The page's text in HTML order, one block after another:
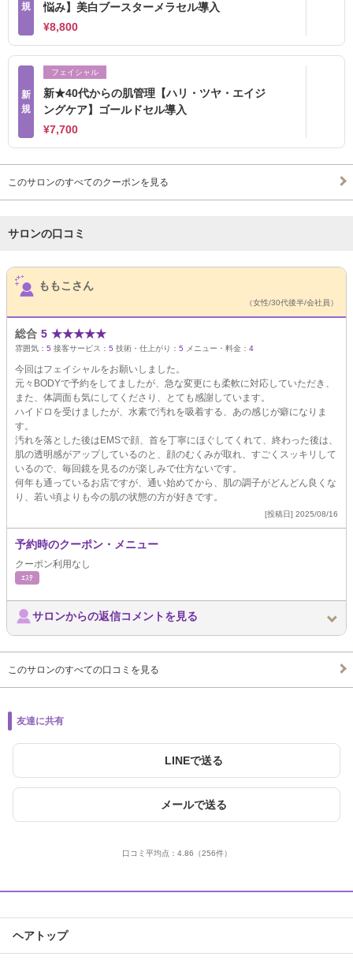
規
悩み】美白ブースターメラセル導入
¥8,800
新
規
フェイシャル
新★40代からの肌管理【ハリ・ツヤ・エイジ
ングケア】ゴールドセル導入
¥7,700
このサロンのすべてのクーポンを見る
サロンの口コミ
サロンPick Up
ももこさん
（女性/30代後半/会社員）
総合 5 ★★★★★
雰囲気： 5 接客サービス： 5 技術・仕上がり： 5 メニュー・料金： 4
今回はフェイシャルをお願いしました。
元々BODYで予約をしてましたが、急な変更にも柔軟に対応していただき、
また、体調面も気にしてくださり、とても感謝しています。
ハイドロを受けましたが、水素で汚れを吸着する、あの感じが癖になりま
す。
汚れを落とした後はEMSで顔、首を丁寧にほぐしてくれて、終わった後は、
肌の透明感がアップしているのと、顔のむくみが取れ、すごくスッキリして
いるので、毎回鏡を見るのが楽しみで仕方ないです。
何年も通っているお店ですが、通い始めてから、肌の調子がどんどん良くな
り、若い頃よりも今の肌の状態の方が好きです。
[投稿日] 2025/08/16
予約時のクーポン・メニュー
クーポン利用なし
ｴｽﾃ
サロンからの返信コメントを見る
このサロンのすべての口コミを見る
友達に共有
LINEで送る
メールで送る
口コミ平均点： 4.86 （256件）
ヘアトップ